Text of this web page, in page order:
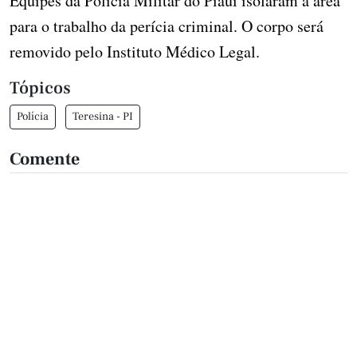
para o trabalho da perícia criminal. O corpo será
removido pelo Instituto Médico Legal.
Tópicos
Polícia Teresina - PI
Comente